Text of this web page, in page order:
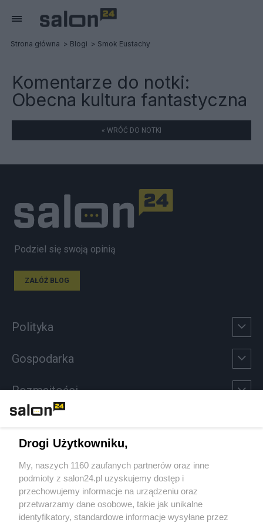
Strona główna Blogi Smok Eustachy
Komentarze do notki:
Obecna kultura fantastyczna
« WRÓĆ DO NOTKI
Podziel się swoją opinią
ZAŁÓŻ BLOG
Polityka
Gospodarka
Rozmaitości
Sport
Społeczeństwo
Kultura
Drogi Użytkowniku,
My, naszych 1160 zaufanych partnerów oraz inne
podmioty z salon24.pl uzyskujemy dostęp i
przechowujemy informacje na urządzeniu oraz
przetwarzamy dane osobowe, takie jak unikalne
identyfikatory, standardowe informacje wysyłane przez